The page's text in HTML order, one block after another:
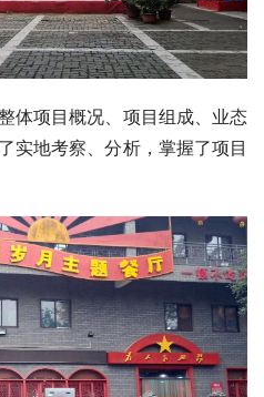
体项目概况、项目组成、业态
实地考察、分析，掌握了项目